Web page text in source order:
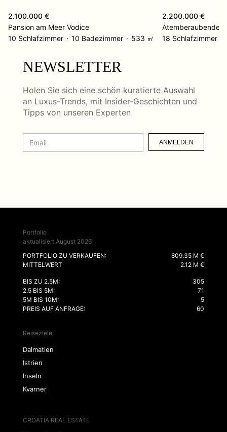
2.100.000 €
Pansion am Meer Vodice
10 Schlafzimmer
10 Badezimmer 533 ㎡
2.200.000 €
18 Schlafzimmer
NEWSLETTER
Holen Sie sich eine schön kuratierte Auswahl
an Luxus-Trends, mit Insider-Geschichten und
Tipps von unseren Experten
ANMELDEN
Portfolio
aktualisiert August 2026
PORTFOLIO ZU VERKAUFEN:
809.35 M €
MITTELWERT
2.12 M €
BIS ZU 2.5M:
305
2.5 BIS 5M:
71
5M BIS 10M:
5
PREIS AUF ANFRAGE:
60
Reiseziele
Dalmatien
Istrien
Inseln
Kvarner
CROATIA REAL ESTATE